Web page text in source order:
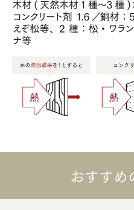
おすすめ